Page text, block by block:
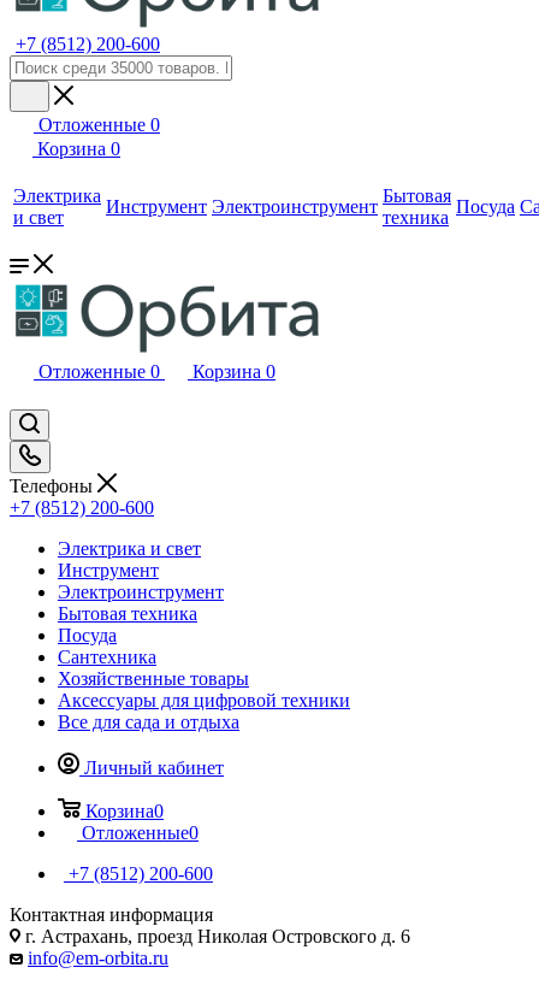
+7 (8512) 200-600
Отложенные 0
Корзина 0
Электрика
и свет
Инструмент Электроинструмент
Бытовая
техника
Посуда
Отложенные 0 Корзина 0
Телефоны
+7 (8512) 200-600
Электрика и свет
Инструмент
Электроинструмент
Бытовая техника
Посуда
Сантехника
Хозяйственные товары
Аксессуары для цифровой техники
Все для сада и отдыха
Личный кабинет
Корзина0
Отложенные0
+7 (8512) 200-600
Контактная информация
г. Астрахань, проезд Николая Островского д. 6
info@em-orbita.ru